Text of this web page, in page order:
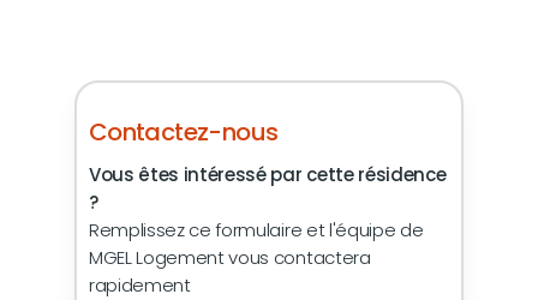
Contactez-nous
Vous êtes intéressé par cette résidence
?
Remplissez ce formulaire et l'équipe de
MGEL Logement vous contactera
rapidement